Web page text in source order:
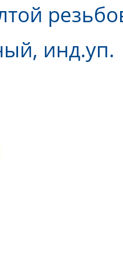
инд.уп.